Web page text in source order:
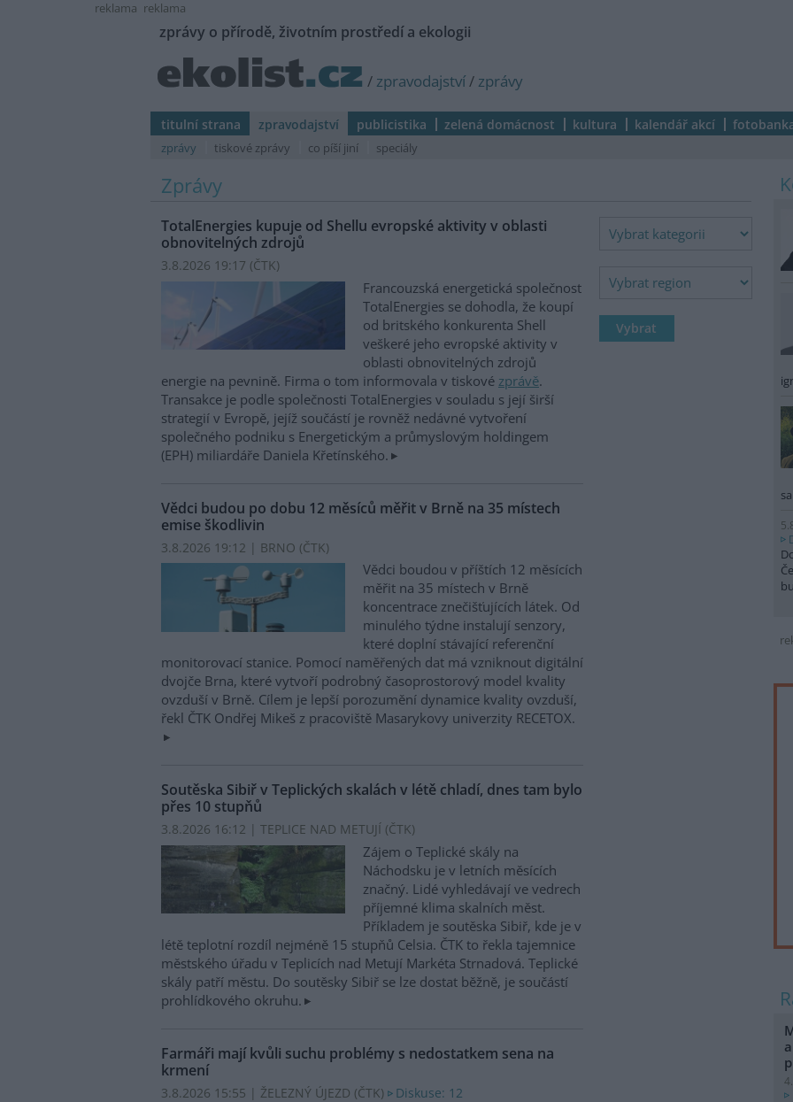
reklama reklama
zprávy o přírodě, životním prostředí a ekologii
/ zpravodajství/ zprávy
titulní strana zpravodajství publicistika zelená domácnost kultura kalendář akcí
zprávy tiskové zprávy co píší jiní speciály
Zprávy
TotalEnergies kupuje od Shellu evropské aktivity v oblasti
obnovitelných zdrojů
3.8.2026 19:17 (ČTK)
Francouzská energetická společnost
TotalEnergies se dohodla, že koupí
od britského konkurenta Shell
veškeré jeho evropské aktivity v
oblasti obnovitelných zdrojů
energie na pevnině. Firma o tom informovala v tiskové zprávě.
Transakce je podle společnosti TotalEnergies v souladu s její širší
strategií v Evropě, jejíž součástí je rovněž nedávné vytvoření
společného podniku s Energetickým a průmyslovým holdingem
(EPH) miliardáře Daniela Křetínského.
Vědci budou po dobu 12 měsíců měřit v Brně na 35 místech
emise škodlivin
3.8.2026 19:12 | BRNO (ČTK)
Vědci boudou v příštích 12 měsících
měřit na 35 místech v Brně
koncentrace znečišťujících látek. Od
minulého týdne instalují senzory,
které doplní stávající referenční
monitorovací stanice. Pomocí naměřených dat má vzniknout digitální
dvojče Brna, které vytvoří podrobný časoprostorový model kvality
ovzduší v Brně. Cílem je lepší porozumění dynamice kvality ovzduší,
řekl ČTK Ondřej Mikeš z pracoviště Masarykovy univerzity RECETOX.
Soutěska Sibiř v Teplických skalách v létě chladí, dnes tam bylo
přes 10 stupňů
3.8.2026 16:12 | TEPLICE NAD METUJÍ (ČTK)
Zájem o Teplické skály na
Náchodsku je v letních měsících
značný. Lidé vyhledávají ve vedrech
příjemné klima skalních měst.
Příkladem je soutěska Sibiř, kde je v
létě teplotní rozdíl nejméně 15 stupňů Celsia. ČTK to řekla tajemnice
městského úřadu v Teplicích nad Metují Markéta Strnadová. Teplické
skály patří městu. Do soutěsky Sibiř se lze dostat běžně, je součástí
prohlídkového okruhu.
Farmáři mají kvůli suchu problémy s nedostatkem sena na
krmení
3.8.2026 15:55 | ŽELEZNÝ ÚJEZD (ČTK) Diskuse: 12